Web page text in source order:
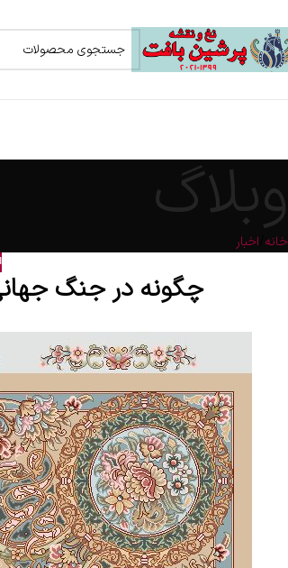
وبلاگ
خانه اخبار
چگونه در جنگ